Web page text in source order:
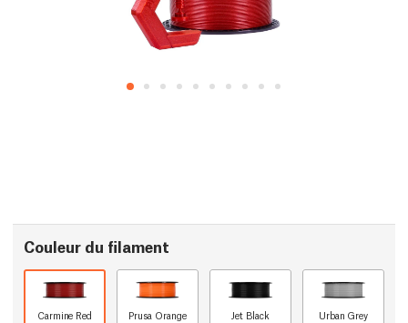
Couleur du filament
Carmine Red Prusa Orange Jet Black Urban Grey